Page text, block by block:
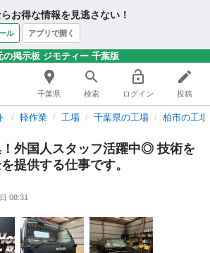
お得な情報を見逃さない！
ル アプリで開く
の掲示板 ジモティー 千葉版
千葉県 検索 ログイン 投稿
軽作業 工場 千葉県の工場 柏市の工場
外国人スタッフ活躍中◎ 技術を
提供する仕事です。
08:31